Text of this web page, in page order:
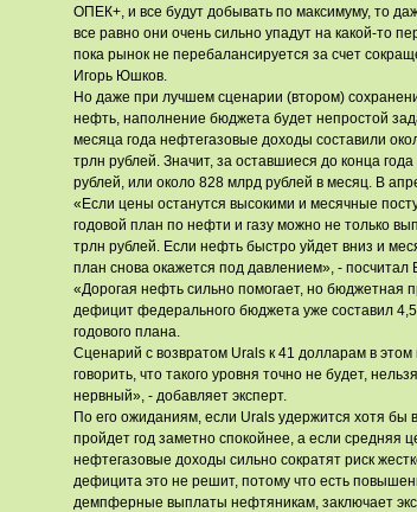
ОПЕК+, и все будут добывать по максимуму, то
все равно они очень сильно упадут на какой-то
пока рынок не перебалансируется за счет
Игорь Юшков.
Но даже при лучшем сценарии (втором)
нефть, наполнение бюджета будет непростой
месяца года нефтегазовые доходы составили
трлн рублей. Значит, за оставшиеся до конца
рублей, или около 828 млрд рублей в месяц. В
«Если цены останутся высокими и месячные
годовой план по нефти и газу можно не только
трлн рублей. Если нефть быстро уйдет вниз и
план снова окажется под давлением», -
«Дорогая нефть сильно помогает, но бюджетная
дефицит федерального бюджета уже составил
годового плана.
Сценарий с возвратом Urals к 41 долларам в
говорить, что такого уровня точно не будет,
нервный», - добавляет эксперт.
По его ожиданиям, если Urals удержится хотя
пройдет год заметно спокойнее, а если средняя
нефтегазовые доходы сильно сократят риск
дефицита это не решит, потому что есть
демпферные выплаты нефтяникам, заключает